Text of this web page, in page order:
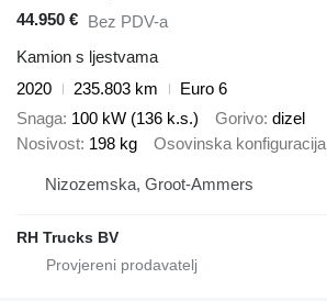
44.950 € Bez PDV-a
Kamion s ljestvama
2020
235.803 km
Euro 6
Snaga 100 kW (136 k.s.) Gorivo dizel
Nosivost 198 kg Osovinska konfiguracija
Nizozemska, Groot-Ammers
RH Trucks BV